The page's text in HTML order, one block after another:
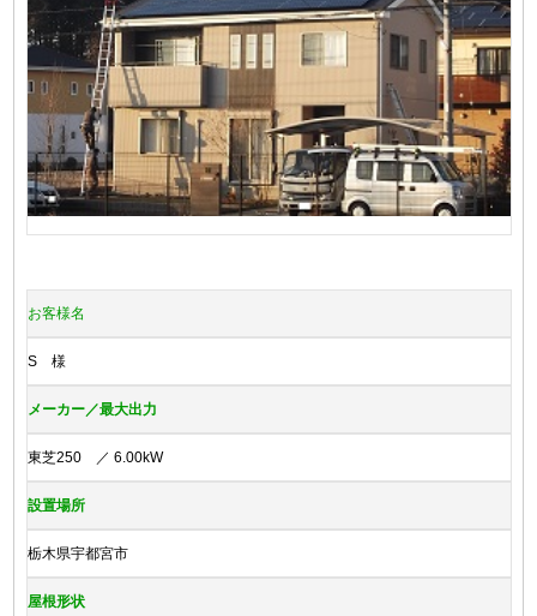
お客様名
S 様
メーカー／最大出力
東芝250 ／ 6.00kW
設置場所
栃木県宇都宮市
屋根形状